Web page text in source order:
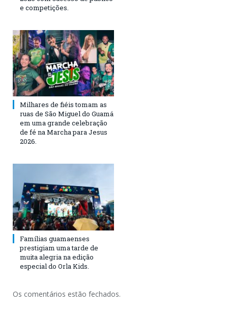
e competições.
Milhares de fiéis tomam as
ruas de São Miguel do Guamá
em uma grande celebração
de fé na Marcha para Jesus
2026.
Famílias guamaenses
prestigiam uma tarde de
muita alegria na edição
especial do Orla Kids.
Os comentários estão fechados.